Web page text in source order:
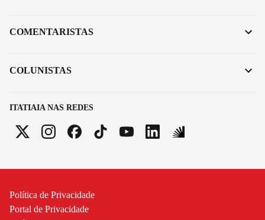
ITATIAIA NAS REDES
COMENTARISTAS
COLUNISTAS
Política de Privacidade
Portal de Privacidade